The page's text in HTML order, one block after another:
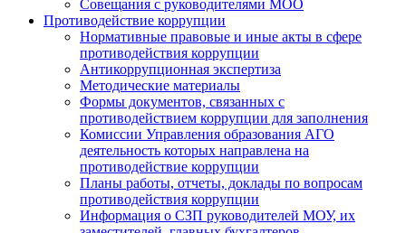
Совещания с руководителями МОО
Противодействие коррупции
Нормативные правовые и иные акты в сфере
противодействия коррупции
Антикоррупционная экспертиза
Методические материалы
Формы документов, связанных с
противодействием коррупции для заполнения
Комиссии Управления образования АГО
деятельность которых направлена на
противодействие коррупции
Планы работы, отчеты, доклады по вопросам
противодействия коррупции
Информация о СЗП руководителей МОУ, их